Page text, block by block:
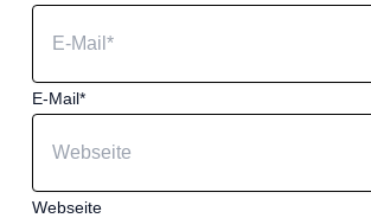
E-Mail*
Webseite